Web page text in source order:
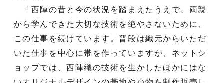
「西陣の昔と今の状況を踏まえたうえで、両親
から学んできた大切な技術を絶やさないために、
この仕事を続けています。普段は織元からいただ
いた仕事を中心に帯を作っていますが、ネットシ
ョップでは、西陣織の技術を生かしたほかにはな